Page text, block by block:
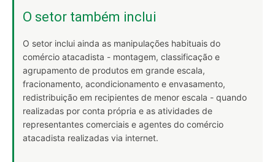
O setor também inclui
O setor inclui ainda as manipulações habituais do
comércio atacadista - montagem, classificação e
agrupamento de produtos em grande escala,
fracionamento, acondicionamento e envasamento,
redistribuição em recipientes de menor escala - quando
realizadas por conta própria e as atividades de
representantes comerciais e agentes do comércio
atacadista realizadas via internet.